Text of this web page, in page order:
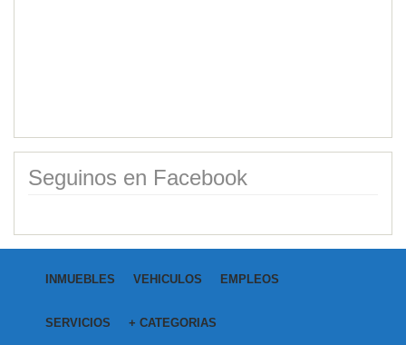
Seguinos en Facebook
INMUEBLES VEHICULOS EMPLEOS
SERVICIOS + CATEGORIAS